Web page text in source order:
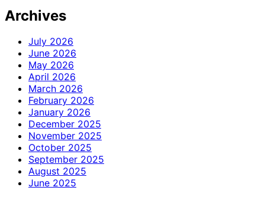
Archives
July 2026
June 2026
May 2026
April 2026
March 2026
February 2026
January 2026
December 2025
November 2025
October 2025
September 2025
August 2025
June 2025